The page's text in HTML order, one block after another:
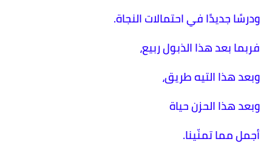
ودرسًا جديدًا في احتمالات النجاة.
فربما بعد هذا الذبول ربيع،
وبعد هذا التيه طريق،
وبعد هذا الحزن حياة
أجمل مما تمنّينا.